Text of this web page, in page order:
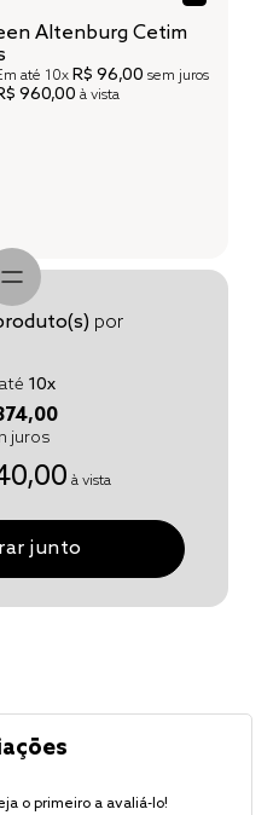
até 10x R$ 96,00 sem juros
960,00 à vista
por
10x
juros
à vista
junto
o primeiro a avaliá-lo!